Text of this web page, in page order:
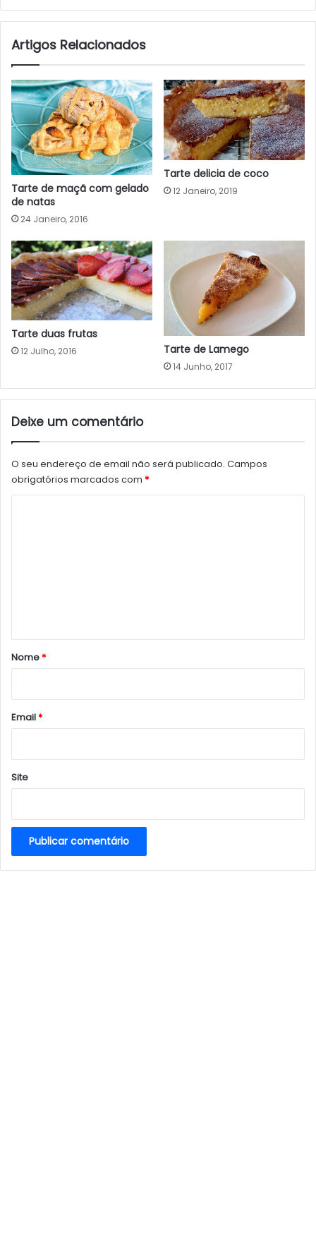
Artigos Relacionados
Tarte de maçã com gelado
de natas
24 Janeiro, 2016
Tarte delicia de coco
12 Janeiro, 2019
Tarte duas frutas
12 Julho, 2016 Tarte de Lamego
14 Junho, 2017
Deixe um comentário
O seu endereço de email não será publicado. Campos
obrigatórios marcados com *
r
*
Nome*
Email*
Site